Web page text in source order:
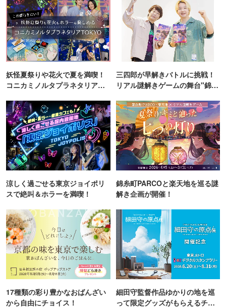
妖怪夏祭りや花火で夏を満喫！
コニカミノルタプラネタリア
三四郎が早解きバトルに挑戦！
リアル謎解きゲームの舞台"錦糸
涼しく過ごせる東京ジョイポリ
スで絶叫＆ホラーを満喫！
錦糸町PARCOと楽天地を巡る謎
解き企画が開催！
17種類の彩り豊かなおばんざい
から自由にチョイス！
細田守監督作品ゆかりの地を巡
って限定グッズがもらえるチャ